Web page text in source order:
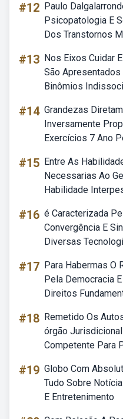
#12 Paulo
Psicopatologia E
Dos Transtornos
#13 Nos Eixos Cuidar
São Apresentados
Binômios
#14 Grandezas
Inversamente
Exercícios 7 Ano
#15 Entre As
Necessarias Ao
Habilidade
#16 é Caracterizada
Convergência E
Diversas
#17 Para Habermas O
Pela Democracia
Direitos
#18 Remetido Os
órgão Jurisdicional
Competente Para
#19 Globo Com
Tudo Sobre
E Entretenimento